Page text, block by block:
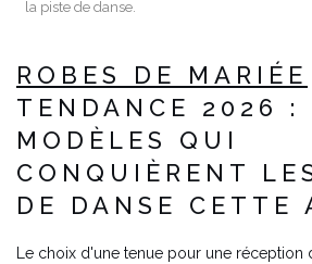
la piste de danse.
ROBES DE MARIÉE
TENDANCE 2026 :
MODÈLES QUI
CONQUIÈRENT
DE DANSE CETTE
Le choix d'une tenue pour une réception